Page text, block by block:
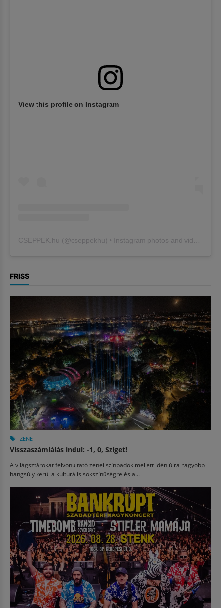
View this profile on Instagram
CSEPPEK.hu (@cseppekhu ) • Instagram photos and videos
FRISS
ZENE
Visszaszámlálás indul: -1, 0, Sziget!
A világsztárokat felvonultató zenei színpadok mellett idén újra nagyobb
hangsúly kerül a kulturális sokszínűségre és a...